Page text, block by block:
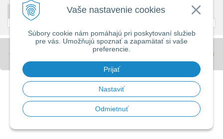
Vaše nastavenie cookies
Súbory cookie nám pomáhajú pri poskytovaní služieb
pre vás. Umožňujú spoznať a zapamätať si vaše
preferencie.
Prijať
Nastaviť
Odmietnuť
DETAILNÝ POPIS
© 2026 Stavebniny - DUMA • tvorba eshopu cez UNIobchod
spoločnosti
WEBYGROUP